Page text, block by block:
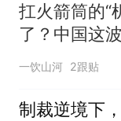
扛火箭筒的“
了？中国这
抹掉战场“禁区
一饮山河 2跟贴
制裁逆境下